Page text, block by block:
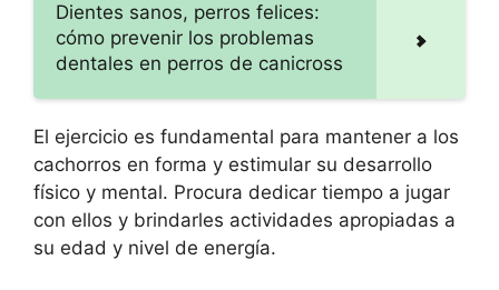
Dientes sanos, perros felices:
cómo prevenir los problemas
dentales en perros de canicross
El ejercicio es fundamental para mantener a los
cachorros en forma y estimular su desarrollo
físico y mental. Procura dedicar tiempo a jugar
con ellos y brindarles actividades apropiadas a
su edad y nivel de energía.